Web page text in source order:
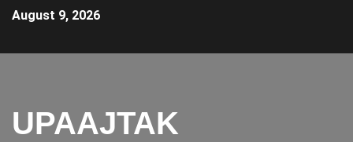
August 9, 2026
UPAAJTAK